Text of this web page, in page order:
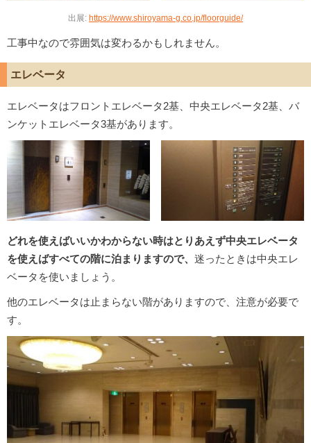
出展: https://www.shiroyama-g.co.jp/floorguide/
工事中なので雰囲気は変わるかもしれません。
エレベータ
エレベータはフロントエレベータ2基、中央エレベータ2基、バ
ンケットエレベータ3基があります。
どれを使えばいいかわからない時はとりあえず中央エレベータ
を使えばすべての階に泊まりますので、 迷ったときは中央エレ
ベータを使いましょう。
他のエレベータは止まらない階がありますので、注意が必要で
す。